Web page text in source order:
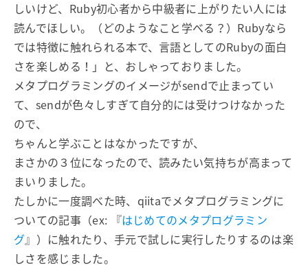
しいけど、Ruby初心者から中級者に上がりたい人には
読んでほしい。（どのようなこと学べる？）Rubyなら
では特徴に触れられる本で、言語としてのRubyの面白
さを楽しめる！」と、おしゃっておりました。
メタプログラミングのイメージがsendで止まってい
て、sendが色々しすぎて自分的には受けつけなかった
ので、
ちゃんと学ぶことはなかったですが、
まさかの３位になったので、読みたい気持ちが高まって
まいりました。
たしかに一度調べた時、qiitaでメタプログラミングに
ついての記事（ex: 『はじめてのメタプログラミン
グ』）に触れたり、手元で試しに実行したりするのは楽
しさを感じました。